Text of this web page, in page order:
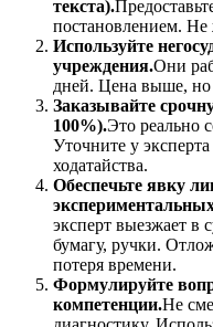
текста).
постановлением. Не
Используйте
учреждения.Они
дней. Цена выше,
Заказывайте
100%).Это реально
Уточните у
ходатайства.
Обеспечьте явку
эксперт выезжает в
бумагу, ручки.
потеря времени.
Формулируйте
компетенции.Не